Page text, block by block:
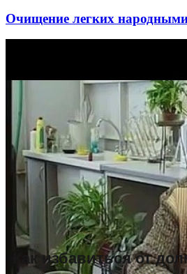
Как избавиться от
Очищение легких